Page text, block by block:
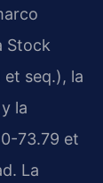
Stock
et seq.), la
la
73.79 et
La